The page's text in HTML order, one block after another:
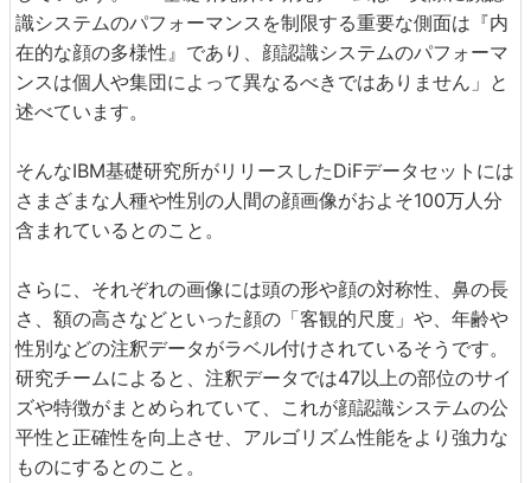
識システムのパフォーマンスを制限する重要な側面は『内
在的な顔の多様性』であり、顔認識システムのパフォーマ
ンスは個人や集団によって異なるべきではありません」と
述べています。
そんなIBM基礎研究所がリリースしたDiFデータセットには
さまざまな人種や性別の人間の顔画像がおよそ100万人分
含まれているとのこと。
さらに、それぞれの画像には頭の形や顔の対称性、鼻の長
さ、額の高さなどといった顔の「客観的尺度」や、年齢や
性別などの注釈データがラベル付けされているそうです。
研究チームによると、注釈データでは47以上の部位のサイ
ズや特徴がまとめられていて、これが顔認識システムの公
平性と正確性を向上させ、アルゴリズム性能をより強力な
ものにするとのこと。